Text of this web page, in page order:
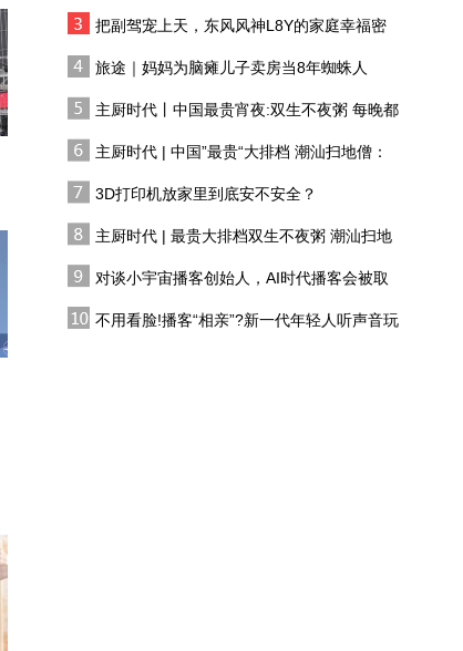
日本新设“国家情报局”，
禁止“生育旅游”
在敦煌，我遇见了“时间的
手艺人”
琥珀圆眼自带软萌滤镜
银韵簪花 三代薪火
把副驾宠上天，东风风神L8Y的家庭幸福密
旅途｜妈妈为脑瘫儿子卖房当8年蜘蛛人
主厨时代丨中国最贵宵夜:双生不夜粥 每晚都
主厨时代 | 中国”最贵“大排档 潮汕扫地僧：
3D打印机放家里到底安不安全？
主厨时代 | 最贵大排档双生不夜粥 潮汕扫地
对谈小宇宙播客创始人，AI时代播客会被取
不用看脸!播客“相亲”?新一代年轻人听声音玩